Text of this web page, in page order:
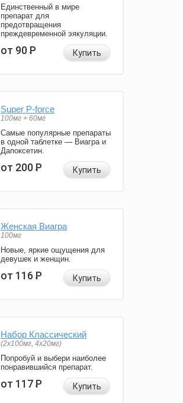
Единственный в мире
препарат для
предотвращения
преждевременной эякуляции.
от 90Р Купить
Super P-force
100мг + 60мг
Самые популярные препараты
в одной таблетке — Виагра и
Дапоксетин.
от 200Р Купить
Женская Виагра
100мг
Новые, яркие ощущения для
девушек и женщин.
от 116Р Купить
Набор Классический
(2x100мг, 4x20мг)
Попробуй и выбери наиболее
понравившийся препарат.
от 117Р Купить